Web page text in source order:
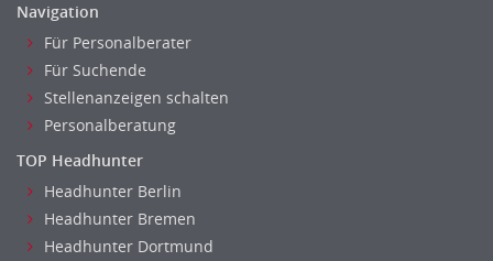
Debitorenbuchhaltung
Finanzbuchhaltung, Bilanzbuchhaltung
Gehaltsbuchhaltung, Lohnbuchhaltung
Konzernbuchhaltung
Kreditorenbuchhaltung
Finanzen Leitung, Teamleitung
Finanzen Prozessmanagement
Rechnungswesen
Revision
Navigation
Für Personalberater
Für Suchende
Stellenanzeigen schalten
Personalberatung
TOP Headhunter
Headhunter Berlin
Headhunter Bremen
Headhunter Dortmund